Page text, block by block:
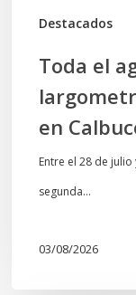
Destacados
Toda el
en
Entre el 28 de
segunda…
03/08/2026